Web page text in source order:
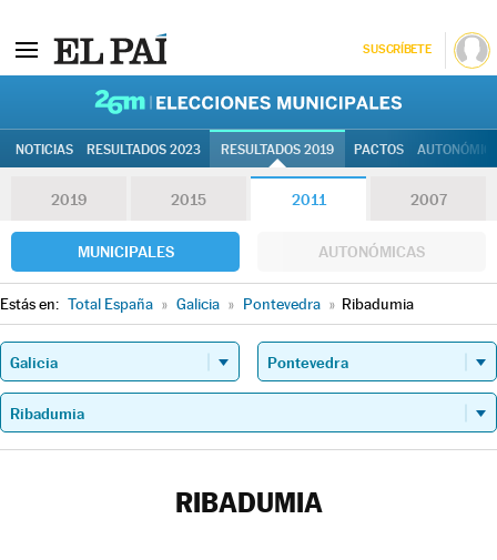
SUSCRÍBETE
NOTICIAS RESULTADOS 2023 RESULTADOS 2019 PACTOS
2019 2015 2011 2007
MUNICIPALES AUTONÓMICAS
Estás en: Total España » Galicia » Pontevedra » Ribadumia
RIBADUMIA